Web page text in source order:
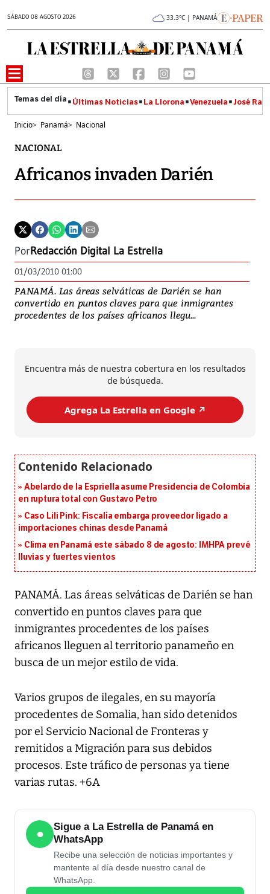
SÁBADO 08 AGOSTO 2026 33.3°C | PANAMÁ
Últimas Noticias La Llorona Venezuela José
Inicio> Panamá> Nacional
NACIONAL
Africanos invaden Darién
PorRedacción Digital La Estrella
01/03/2010 01:00
PANAMÁ. Las áreas selváticas de Darién se han
convertido en puntos claves para que inmigrantes
procedentes de los países africanos llegu...
Encuentra más de nuestra cobertura en los resultados
de búsqueda.
Agrega La Estrella en Google ↗️
Abelardo de la Espriella asume Presidencia de Colombia
en ruptura total con Gustavo Petro
Caso Lili Pink: Fiscalía embarga proveedor ligado a
importaciones chinas desde Panamá
Clima en Panamá este sábado 8 de agosto: IMHPA prevé
lluvias y fuertes vientos
PANAMÁ. Las áreas selváticas de Darién se han
convertido en puntos claves para que
inmigrantes procedentes de los países
africanos lleguen al territorio panameño en
busca de un mejor estilo de vida.
Varios grupos de ilegales, en su mayoría
procedentes de Somalia, han sido detenidos
por el Servicio Nacional de Fronteras y
remitidos a Migración para sus debidos
procesos. Este tráfico de personas ya tiene
varias rutas. +6A
●
Sigue a La Estrella de Panamá en
WhatsApp
Recibe una selección de noticias importantes y
mantente al día desde nuestro canal de
WhatsApp.